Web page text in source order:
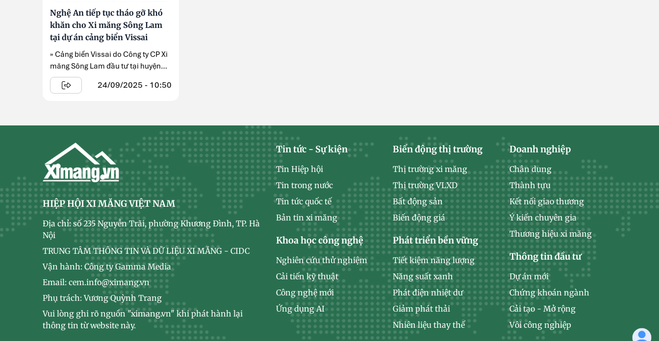
Nghệ An tiếp tục tháo gỡ khó
khăn cho Xi măng Sông Lam
tại dự án cảng biển Vissai
» Cảng biển Vissai do Công ty CP Xi
măng Sông Lam đầu tư tại huyện
Nghi Lộc, hiện đang vận ...
24/09/2025 - 10:50
HIỆP HỘI XI MĂNG VIỆT NAM
Địa chỉ: số 235 Nguyễn Trãi, phường Khương Đình, TP. Hà
Nội
TRUNG TÂM THÔNG TIN VÀ DỮ LIỆU XI MĂNG - CIDC
Vận hành: Công ty Gamma Media
Email: cem.info@ximang.vn
Phụ trách: Vương Quỳnh Trang
Vui lòng ghi rõ nguồn "ximang.vn" khi phát hành lại
thông tin từ website này.
Tin tức - Sự kiện
Tin Hiệp hội
Tin trong nước
Tin tức quốc tế
Bản tin xi măng
Khoa học công nghệ
Nghiên cứu thử nghiệm
Cải tiến kỹ thuật
Công nghệ mới
Ứng dụng AI
Biến động thị trường
Thị trường xi măng
Thị trường VLXD
Bất động sản
Biến động giá
Phát triển bền vững
Tiết kiệm năng lượng
Năng suất xanh
Phát điện nhiệt dư
Giảm phát thải
Nhiên liệu thay thế
Doanh nghiệp
Chân dung
Thành tựu
Kết nối giao thương
Ý kiến chuyên gia
Thương hiệu xi măng
Thông tin đầu tư
Dự án mới
Chứng khoán ngành
Cải tạo - Mở rộng
Vôi công nghiệp